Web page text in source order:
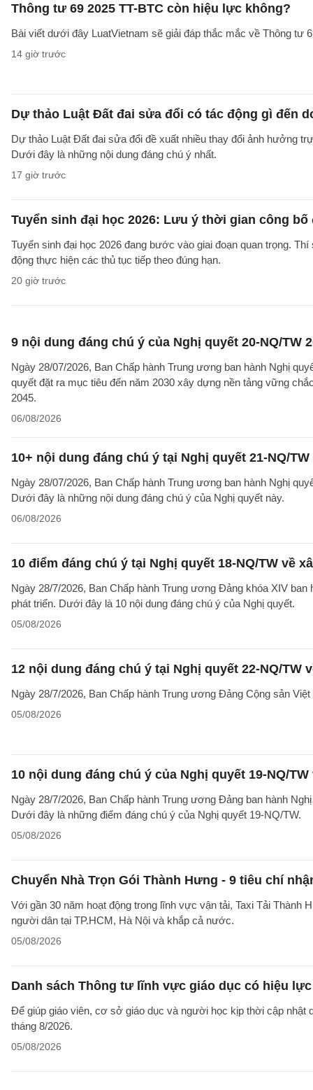
Thông tư 69 2025 TT-BTC còn hiệu lực không?
Bài viết dưới đây LuatVietnam sẽ giải đáp thắc mắc về Thông tư
14 giờ trước
Dự thảo Luật Đất đai sửa đổi có tác động gì đến
Dự thảo Luật Đất đai sửa đổi đề xuất nhiều thay đổi ảnh hưởng
Dưới đây là những nội dung đáng chú ý nhất.
17 giờ trước
Tuyển sinh đại học 2026: Lưu ý thời gian công
Tuyển sinh đại học 2026 đang bước vào giai đoạn quan trọng.
động thực hiện các thủ tục tiếp theo đúng hạn.
20 giờ trước
9 nội dung đáng chú ý của Nghị quyết 20-NQ/TW
Ngày 28/07/2026, Ban Chấp hành Trung ương ban hành Nghị
quyết đặt ra mục tiêu đến năm 2030 xây dựng nền tảng vững
2045.
06/08/2026
10+ nội dung đáng chú ý tại Nghị quyết 21-NQ/TW
Ngày 28/07/2026, Ban Chấp hành Trung ương ban hành Nghị
Dưới đây là những nội dung đáng chú ý của Nghị quyết này.
06/08/2026
10 điểm đáng chú ý tại Nghị quyết 18-NQ/TW về
Ngày 28/7/2026, Ban Chấp hành Trung ương Đảng khóa XIV
phát triển. Dưới đây là 10 nội dung đáng chú ý của Nghị quyết.
05/08/2026
12 nội dung đáng chú ý tại Nghị quyết 22-NQ/TW
Ngày 28/7/2026, Ban Chấp hành Trung ương Đảng Cộng sản
05/08/2026
10 nội dung đáng chú ý của Nghị quyết 19-NQ/
Ngày 28/7/2026, Ban Chấp hành Trung ương Đảng ban hành
Dưới đây là những điểm đáng chú ý của Nghị quyết 19-NQ/TW.
05/08/2026
Chuyển Nhà Trọn Gói Thành Hưng - 9 tiêu chí
Với gần 30 năm hoạt động trong lĩnh vực vận tải, Taxi Tải Thành
người dân tại TP.HCM, Hà Nội và khắp cả nước.
05/08/2026
Danh sách Thông tư lĩnh vực giáo dục có hiệu
Để giúp giáo viên, cơ sở giáo dục và người học kịp thời cập
tháng 8/2026.
05/08/2026